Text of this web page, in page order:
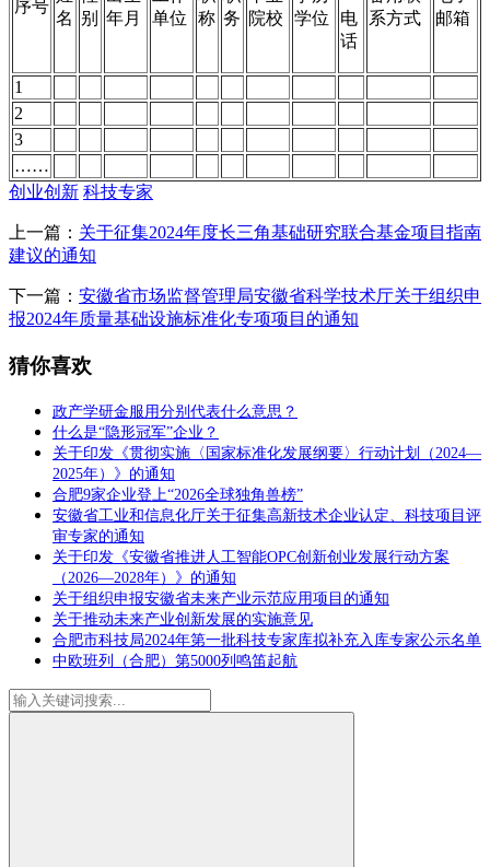
序号
名 别
年月
单位
称 务 院校
学位
电
话
系方式
邮箱
1
2
3
……
创业创新 科技专家
上一篇： 关于征集2024年度长三角基础研究联合基金项目指南
建议的通知
下一篇： 安徽省市场监督管理局安徽省科学技术厅关于组织申
报2024年质量基础设施标准化专项项目的通知
猜你喜欢
政产学研金服用分别代表什么意思？
什么是“隐形冠军”企业？
关于印发《贯彻实施〈国家标准化发展纲要〉行动计划（2024—
2025年）》的通知
合肥9家企业登上“2026全球独角兽榜”
安徽省工业和信息化厅关于征集高新技术企业认定、科技项目评
审专家的通知
关于印发《安徽省推进人工智能OPC创新创业发展行动方案
（2026—2028年）》的通知
关于组织申报安徽省未来产业示范应用项目的通知
关于推动未来产业创新发展的实施意见
合肥市科技局2024年第一批科技专家库拟补充入库专家公示名单
中欧班列（合肥）第5000列鸣笛起航